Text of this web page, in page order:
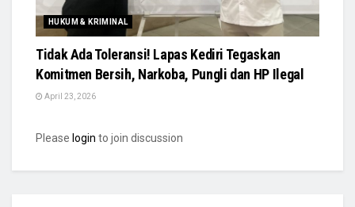
HUKUM & KRIMINAL
Tidak Ada Toleransi! Lapas Kediri Tegaskan
Komitmen Bersih, Narkoba, Pungli dan HP Ilegal
April 23, 2026
Please login to join discussion